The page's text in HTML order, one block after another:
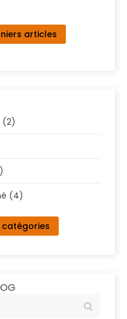
articles
(2)
(4)